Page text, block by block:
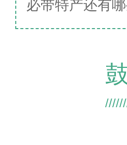
必带特产还有哪